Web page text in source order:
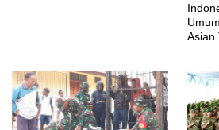
Asian